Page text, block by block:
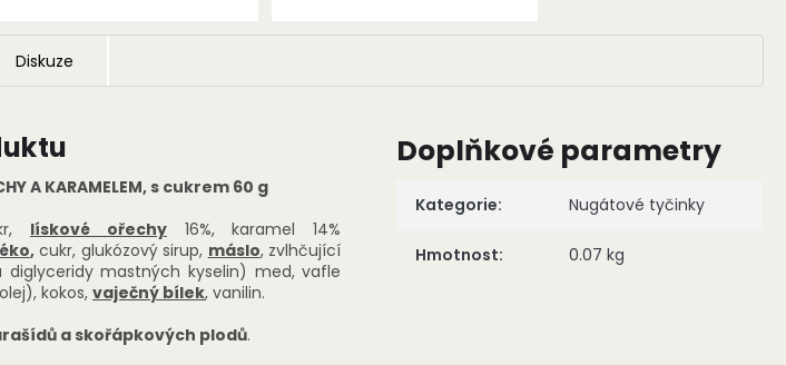
Diskuze
A KARAMELEM, s cukrem 60 g
lískové ořechy16%, karamel 14%
,cukr, glukózový sirup, máslo, zvlhčující
mastných kyselin) med, vafle
kokos, vaječný bílek, vanilin.
a skořápkových plodů.
Doplňkové parametry
Kategorie: Nugátové tyčinky
Hmotnost: 0.07 kg